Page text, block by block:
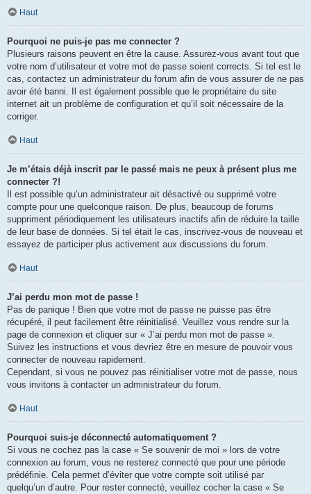
Haut
Pourquoi ne puis-je pas me connecter ?
Plusieurs raisons peuvent en être la cause. Assurez-vous avant tout que
votre nom d’utilisateur et votre mot de passe soient corrects. Si tel est le
cas, contactez un administrateur du forum afin de vous assurer de ne pas
avoir été banni. Il est également possible que le propriétaire du site
internet ait un problème de configuration et qu’il soit nécessaire de la
corriger.
Haut
Je m’étais déjà inscrit par le passé mais ne peux à présent plus me
connecter ?!
Il est possible qu’un administrateur ait désactivé ou supprimé votre
compte pour une quelconque raison. De plus, beaucoup de forums
suppriment périodiquement les utilisateurs inactifs afin de réduire la taille
de leur base de données. Si tel était le cas, inscrivez-vous de nouveau et
essayez de participer plus activement aux discussions du forum.
Haut
J’ai perdu mon mot de passe !
Pas de panique ! Bien que votre mot de passe ne puisse pas être
récupéré, il peut facilement être réinitialisé. Veuillez vous rendre sur la
page de connexion et cliquer sur « J’ai perdu mon mot de passe ».
Suivez les instructions et vous devriez être en mesure de pouvoir vous
connecter de nouveau rapidement.
Cependant, si vous ne pouvez pas réinitialiser votre mot de passe, nous
vous invitons à contacter un administrateur du forum.
Haut
Pourquoi suis-je déconnecté automatiquement ?
Si vous ne cochez pas la case « Se souvenir de moi » lors de votre
connexion au forum, vous ne resterez connecté que pour une période
prédéfinie. Cela permet d’éviter que votre compte soit utilisé par
quelqu’un d’autre. Pour rester connecté, veuillez cocher la case « Se